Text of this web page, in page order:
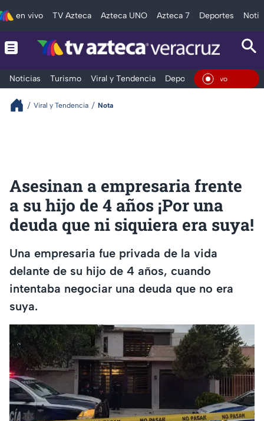
en vivo TV Azteca Azteca UNO Azteca 7 Deportes
Noticias Turismo Viral y Tendencia Deportes Espectáculos
En
Viral y Tendencia Nota
Asesinan a empresaria frente
a su hijo de 4 años ¡Por una
deuda que ni siquiera era suya!
Una empresaria fue privada de la vida
delante de su hijo de 4 años, cuando
intentaba negociar una deuda que no era
suya.